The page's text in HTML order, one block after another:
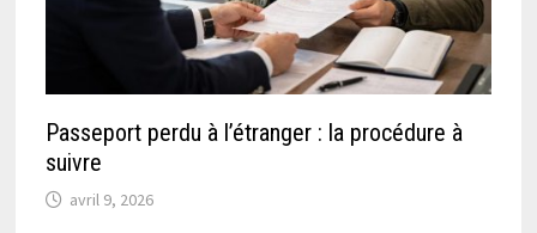
Passeport perdu à l’étranger : la procédure à
suivre
avril 9, 2026